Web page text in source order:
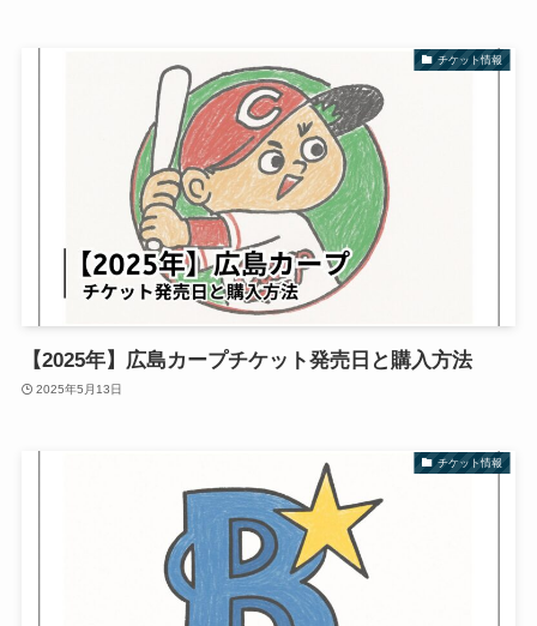
チケット情報
【2025年】広島カープチケット発売日と購入方法
2025年5月13日
チケット情報